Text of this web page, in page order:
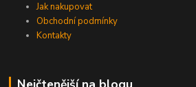
Jak nakupovat
Obchodní podmínky
Kontakty